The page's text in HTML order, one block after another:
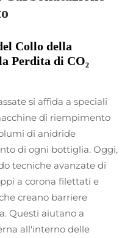
Collo della
Perdita di CO₂
si affida a speciali
di riempimento
di anidride
di ogni bottiglia. Oggi,
tecniche avanzate di
a corona filettati e
creano barriere
Questi aiutano a
all'interno delle